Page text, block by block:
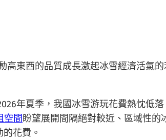
高東西的品質成長激起冰雪經濟活氣
年夏季，我國冰雪游玩花費熱忱低
空間盼望展開間隔絕對較近、區域性的
花費。